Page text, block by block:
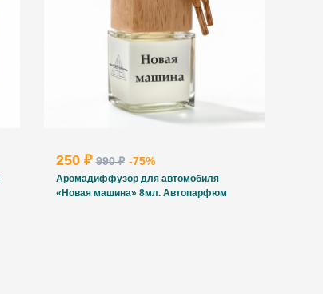
250 ₽990 ₽ -75%
Аромадиффузор для автомобиля
«Новая машина» 8мл. Автопарфюм